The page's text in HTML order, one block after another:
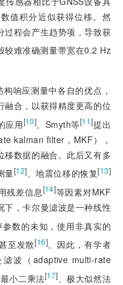
值积分近似获得位移。然
过程会产生趋势项，导致获
较难准确测量带宽在0.2 Hz
响应测量中各自的优点，
融合，以获得精度更高的位
应用[10]。Smyth等[11]提出
kalman filter，MKF），
移数据的融合。此后又有多
量[12]、地震位移的恢复[13]
残差信息[14]等因素对MKF
下，卡尔曼滤波是一种线性
数的未知，使用非真实的
至发散[16]。因此，有学者
波（adaptive multi-rate
小二乘法[17] 、极大似然法